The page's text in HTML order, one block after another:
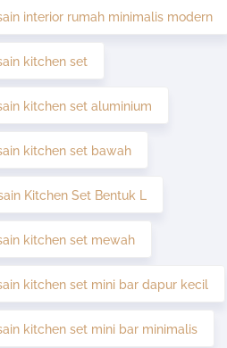
interior rumah minimalis modern
kitchen set
kitchen set aluminium
kitchen set bawah
Kitchen Set Bentuk L
kitchen set mewah
kitchen set mini bar dapur kecil
kitchen set mini bar minimalis